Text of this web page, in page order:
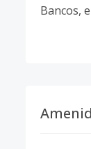
Bancos,